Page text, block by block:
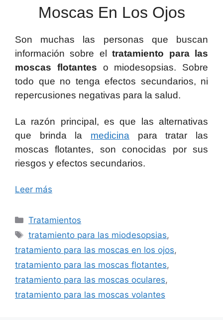
Moscas En Los Ojos
Son muchas las personas que buscan
información sobre eltratamiento para las
moscas flotantes o miodesopsias. Sobre
todo que no tenga efectos secundarios, ni
repercusiones negativas para la salud.
La razón principal, es que las alternativas
que brinda la medicina para tratar las
moscas flotantes, son conocidas por sus
riesgos y efectos secundarios.
Leer más
Categorías
Tratamientos
Etiquetas
tratamiento para las miodesopsias,
tratamiento para las moscas en los ojos,
tratamiento para las moscas flotantes,
tratamiento para las moscas oculares,
tratamiento para las moscas volantes